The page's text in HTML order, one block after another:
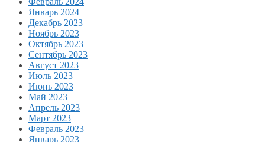
Январь 2024
Декабрь 2023
Ноябрь 2023
Октябрь 2023
Сентябрь 2023
Август 2023
Июль 2023
Июнь 2023
Май 2023
Апрель 2023
Март 2023
Февраль 2023
Январь 2023